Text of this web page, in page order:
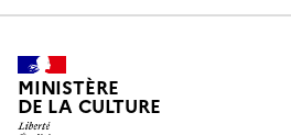
MINISTÈRE
DE LA CULTURE